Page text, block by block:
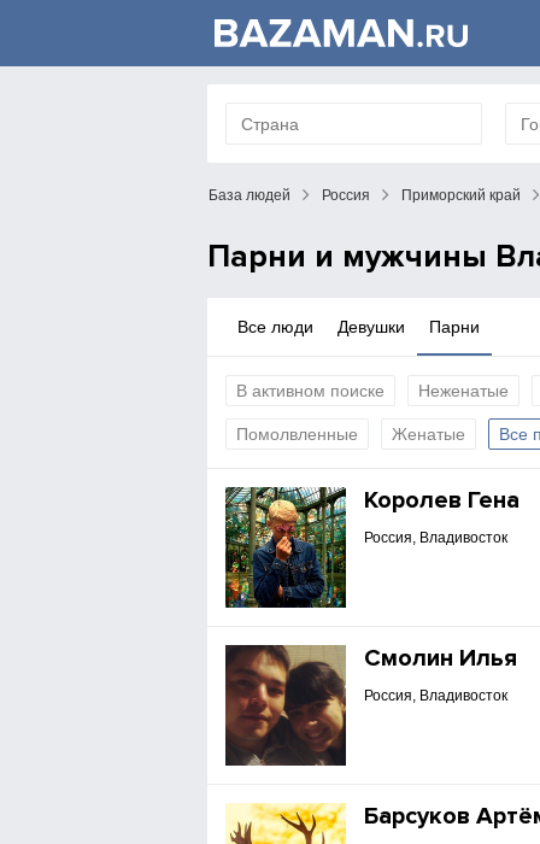
База людей Россия Приморский край
Парни и мужчины
Парни
Девушки
Все люди
В активном поиске Неженатые
Помолвленные Женатые Все
Королев Гена
Россия, Владивосток
Смолин Илья
Россия, Владивосток
Барсуков